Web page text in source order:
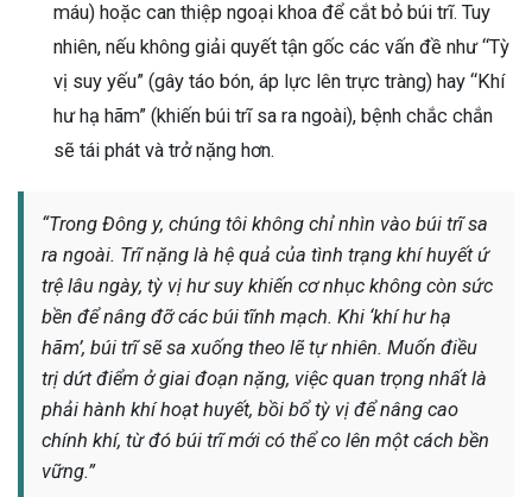
máu) hoặc can thiệp ngoại khoa để cắt bỏ búi trĩ. Tuy
nhiên, nếu không giải quyết tận gốc các vấn đề như “Tỳ
vị suy yếu” (gây táo bón, áp lực lên trực tràng) hay “Khí
hư hạ hãm” (khiến búi trĩ sa ra ngoài), bệnh chắc chắn
sẽ tái phát và trở nặng hơn.
“Trong Đông y, chúng tôi không chỉ nhìn vào búi trĩ sa
ra ngoài. Trĩ nặng là hệ quả của tình trạng khí huyết ứ
trệ lâu ngày, tỳ vị hư suy khiến cơ nhục không còn sức
bền để nâng đỡ các búi tĩnh mạch. Khi ‘khí hư hạ
hãm’, búi trĩ sẽ sa xuống theo lẽ tự nhiên. Muốn điều
trị dứt điểm ở giai đoạn nặng, việc quan trọng nhất là
phải hành khí hoạt huyết, bồi bổ tỳ vị để nâng cao
chính khí, từ đó búi trĩ mới có thể co lên một cách bền
vững.”